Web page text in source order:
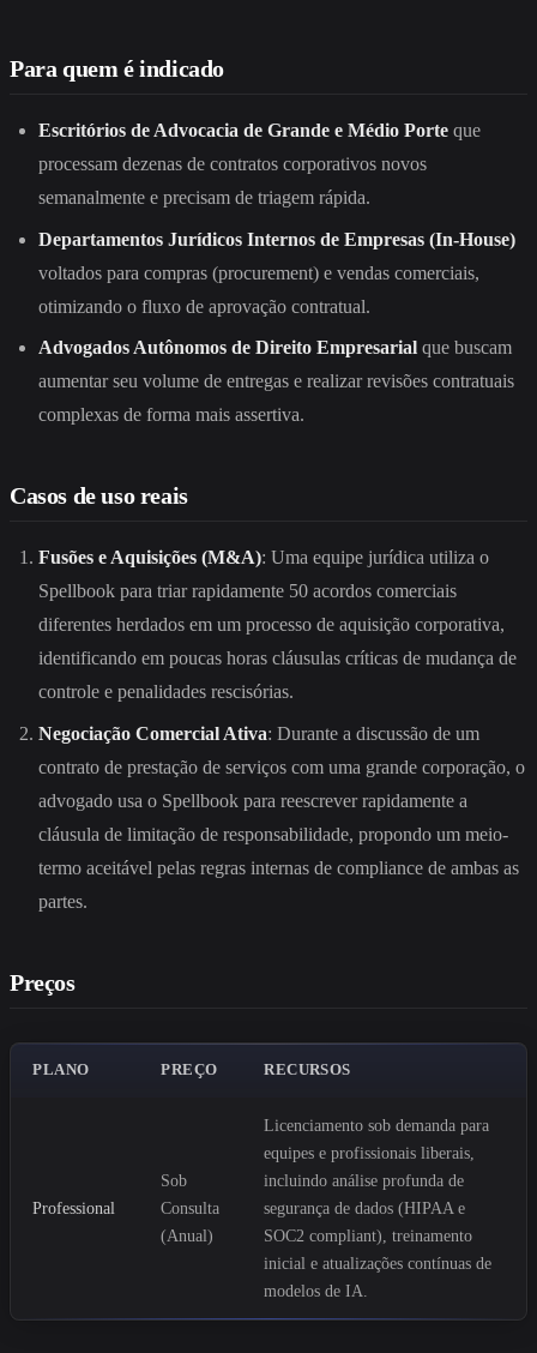
Para quem é indicado
Escritórios de Advocacia de Grande e Médio Porte que
processam dezenas de contratos corporativos novos
semanalmente e precisam de triagem rápida.
Departamentos Jurídicos Internos de Empresas (In-House)
voltados para compras (procurement) e vendas comerciais,
otimizando o fluxo de aprovação contratual.
Advogados Autônomos de Direito Empresarial que buscam
aumentar seu volume de entregas e realizar revisões contratuais
complexas de forma mais assertiva.
Casos de uso reais
Fusões e Aquisições (M&A): Uma equipe jurídica utiliza o
Spellbook para triar rapidamente 50 acordos comerciais
diferentes herdados em um processo de aquisição corporativa,
identificando em poucas horas cláusulas críticas de mudança de
controle e penalidades rescisórias.
Negociação Comercial Ativa: Durante a discussão de um
contrato de prestação de serviços com uma grande corporação, o
advogado usa o Spellbook para reescrever rapidamente a
cláusula de limitação de responsabilidade, propondo um meio-
termo aceitável pelas regras internas de compliance de ambas as
partes.
Preços
PLANO PREÇO RECURSOS
Professional
Sob
Consulta
(Anual)
Licenciamento sob demanda para
equipes e profissionais liberais,
incluindo análise profunda de
segurança de dados (HIPAA e
SOC2 compliant), treinamento
inicial e atualizações contínuas de
modelos de IA.